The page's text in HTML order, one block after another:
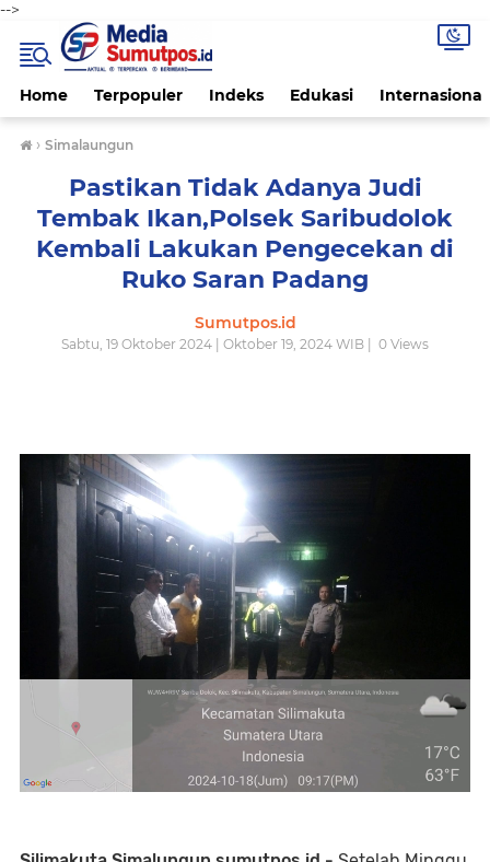
-->
Home Terpopuler Indeks Edukasi Internasional
› Simalaungun
Pastikan Tidak Adanya Judi
Tembak Ikan,Polsek Saribudolok
Kembali Lakukan Pengecekan di
Ruko Saran Padang
Sumutpos.id
Sabtu, 19 Oktober 2024 | Oktober 19, 2024 WIB | 0 Views